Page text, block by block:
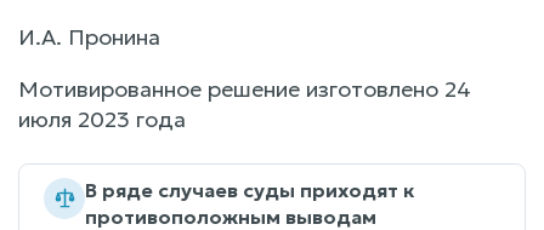
И.А. Пронина
Мотивированное решение изготовлено 24
июля 2023 года
В ряде случаев суды приходят к
противоположным выводам